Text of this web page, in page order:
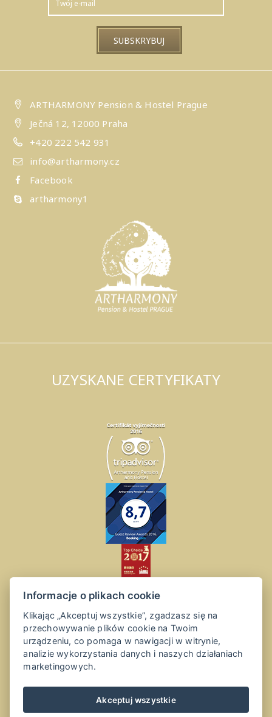
ARTHARMONY Pension & Hostel Prague
Ječná 12, 12000 Praha
+420 222 542 931
info@artharmony.cz
Facebook
artharmony1
UZYSKANE CERTYFIKATY
Informacje o plikach cookie
Klikając „Akceptuj wszystkie”, zgadzasz się na
przechowywanie plików cookie na Twoim
urządzeniu, co pomaga w nawigacji w witrynie,
analizie wykorzystania danych i naszych działaniach
marketingowych.
Akceptuj wszystkie